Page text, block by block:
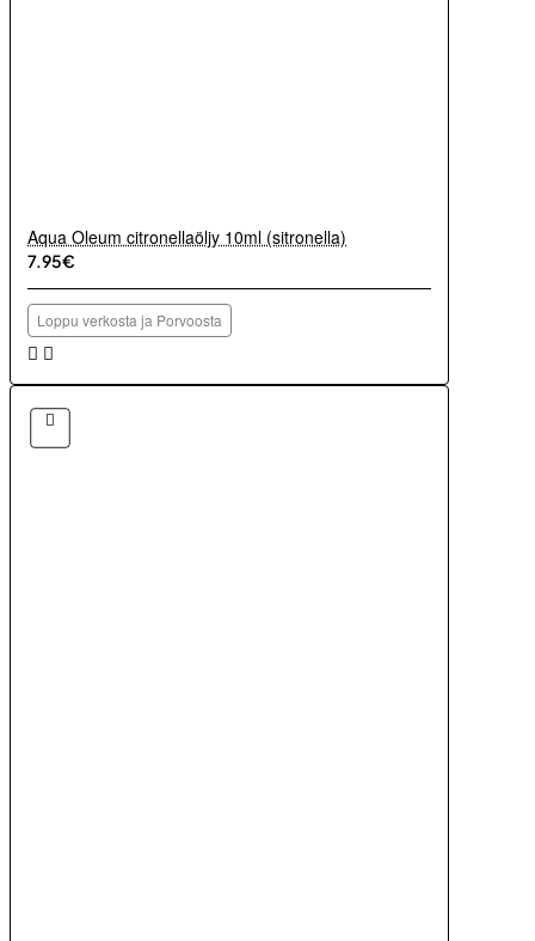
Aqua Oleum citronellaöljy 10ml (sitronella)
7.95€
Loppu verkosta ja Porvoosta